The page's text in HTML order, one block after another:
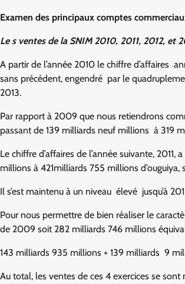
Examen des principaux comptes
Le s ventes de la SNIM 2010, 2011, 2012, et
A partir de l’année 2010 le chiffre d’affaires
sans précédent, engendré par le
2013.
Par rapport à 2009 que nous retiendrons
passant de 139 milliards neuf millions à 319
Le chiffre d’affaires de l’année suivante,
millions à 421milliards 755 millions
Il s’est maintenu à un niveau élevé jusqu’à
Pour nous permettre de bien réaliser le
de 2009 soit 282 milliards 746 millions
143 milliards 935 millions + 139 milliards 9
Au total, les ventes de ces 4 exercices se